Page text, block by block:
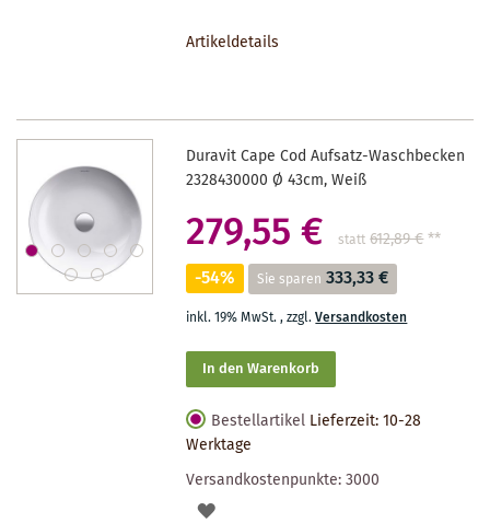
Artikeldetails
Duravit Cape Cod Aufsatz-Waschbecken
2328430000 Ø 43cm, Weiß
279,55 € statt 612,89 €**
-54% Sie sparen 333,33 €
inkl. 19% MwSt.,zzgl.Versandkosten
In den Warenkorb
Bestellartikel Lieferzeit: 10-28
Werktage
Versandkostenpunkte:3000
AUF